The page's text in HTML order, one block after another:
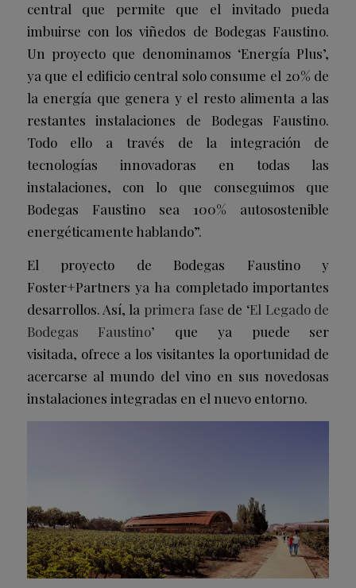
central que permite que el invitado pueda
imbuirse con los viñedos de Bodegas Faustino.
Un proyecto que denominamos ‘Energía Plus’,
ya que el edificio central solo consume el 20% de
la energía que genera y el resto alimenta a las
restantes instalaciones de Bodegas Faustino.
Todo ello a través de la integración de
tecnologías innovadoras en todas las
instalaciones, con lo que conseguimos que
Bodegas Faustino sea 100% autosostenible
energéticamente hablando”.
El proyecto de Bodegas Faustino y
Foster+Partners ya ha completado importantes
desarrollos. Así, la primera fase de ‘El Legado de
Bodegas Faustino’ que ya puede ser
visitada, ofrece a los visitantes la oportunidad de
acercarse al mundo del vino en sus novedosas
instalaciones integradas en el nuevo entorno.